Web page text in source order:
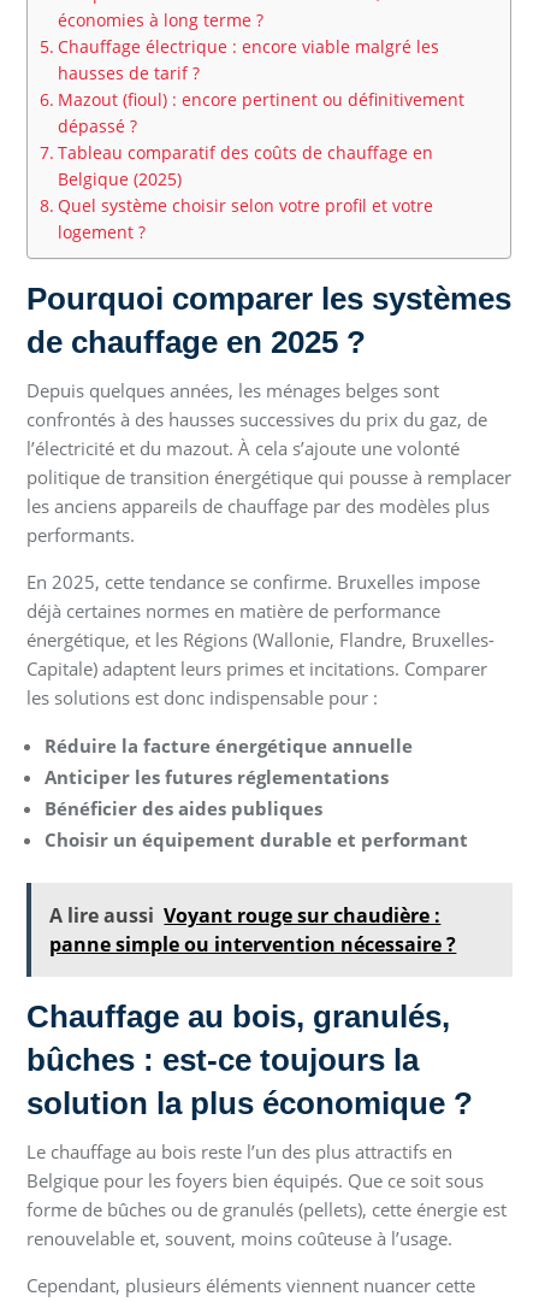
économies à long terme ?
Chauffage électrique : encore viable malgré les
hausses de tarif ?
Mazout (fioul) : encore pertinent ou définitivement
dépassé ?
Tableau comparatif des coûts de chauffage en
Belgique (2025)
Quel système choisir selon votre profil et votre
logement ?
Pourquoi comparer les systèmes
de chauffage en 2025 ?
Depuis quelques années, les ménages belges sont
confrontés à des hausses successives du prix du gaz, de
l’électricité et du mazout. À cela s’ajoute une volonté
politique de transition énergétique qui pousse à remplacer
les anciens appareils de chauffage par des modèles plus
performants.
En 2025, cette tendance se confirme. Bruxelles impose
déjà certaines normes en matière de performance
énergétique, et les Régions (Wallonie, Flandre, Bruxelles-
Capitale) adaptent leurs primes et incitations. Comparer
les solutions est donc indispensable pour :
Réduire la facture énergétique annuelle
Anticiper les futures réglementations
Bénéficier des aides publiques
Choisir un équipement durable et performant
A lire aussi Voyant rouge sur chaudière :
panne simple ou intervention nécessaire ?
Chauffage au bois, granulés,
bûches : est-ce toujours la
solution la plus économique ?
Le chauffage au bois reste l’un des plus attractifs en
Belgique pour les foyers bien équipés. Que ce soit sous
forme de bûches ou de granulés (pellets), cette énergie est
renouvelable et, souvent, moins coûteuse à l’usage.
Cependant, plusieurs éléments viennent nuancer cette